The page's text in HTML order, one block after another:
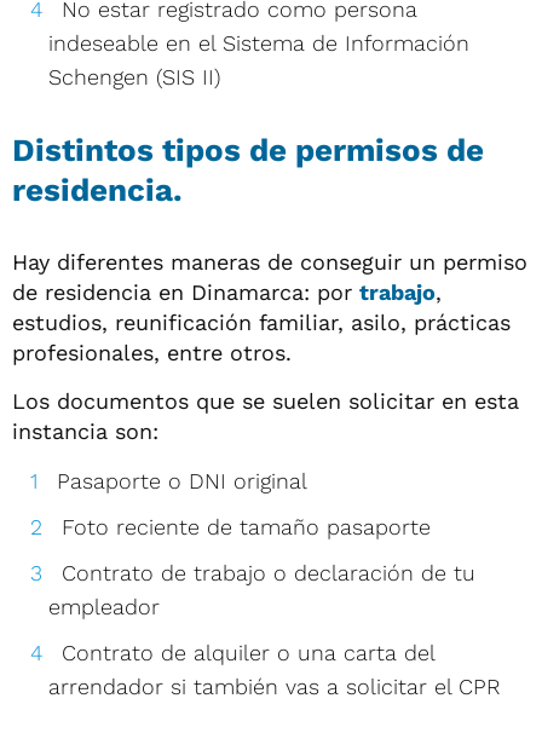
No estar registrado como persona
indeseable en el Sistema de Información
Schengen (SIS II)
Distintos tipos de permisos de
residencia.
Hay diferentes maneras de conseguir un permiso
de residencia en Dinamarca: por trabajo,
estudios, reunificación familiar, asilo, prácticas
profesionales, entre otros.
Los documentos que se suelen solicitar en esta
instancia son:
Pasaporte o DNI original
Foto reciente de tamaño pasaporte
Contrato de trabajo o declaración de tu
empleador
Contrato de alquiler o una carta del
arrendador si también vas a solicitar el CPR